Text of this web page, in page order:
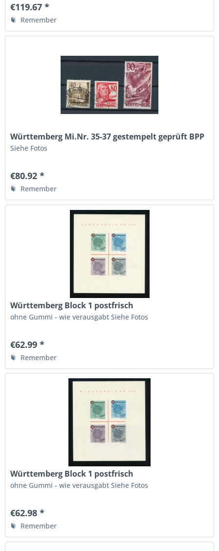
€119.67 *
Remember
Württemberg Mi.Nr. 35-37 gestempelt geprüft BPP
Siehe Fotos
€80.92 *
Remember
Württemberg Block 1 postfrisch
ohne Gummi - wie verausgabt Siehe Fotos
€62.99 *
Remember
Württemberg Block 1 postfrisch
ohne Gummi - wie verausgabt Siehe Fotos
€62.98 *
Remember